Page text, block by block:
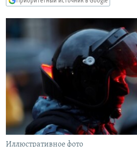
Вернутся
КАВКАЗ.РЕАЛИИ
СИБИРЬ.РЕАЛИИ
РАСПИСАНИЕ ВЕЩАНИЯ
ПОДПИШИТЕСЬ НА РАССЫЛКУ
СОЦИАЛЬНЫЕ СЕТИ
Иллюстративное фото